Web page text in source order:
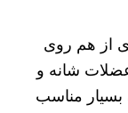
از هم روی
شانه و
مناسب